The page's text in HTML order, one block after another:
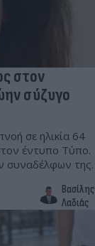
στον
σύζυγο
σε ηλικία 64
έντυπο Τύπο.
συναδέλφων της.
Βασίλης
Λαδιάς